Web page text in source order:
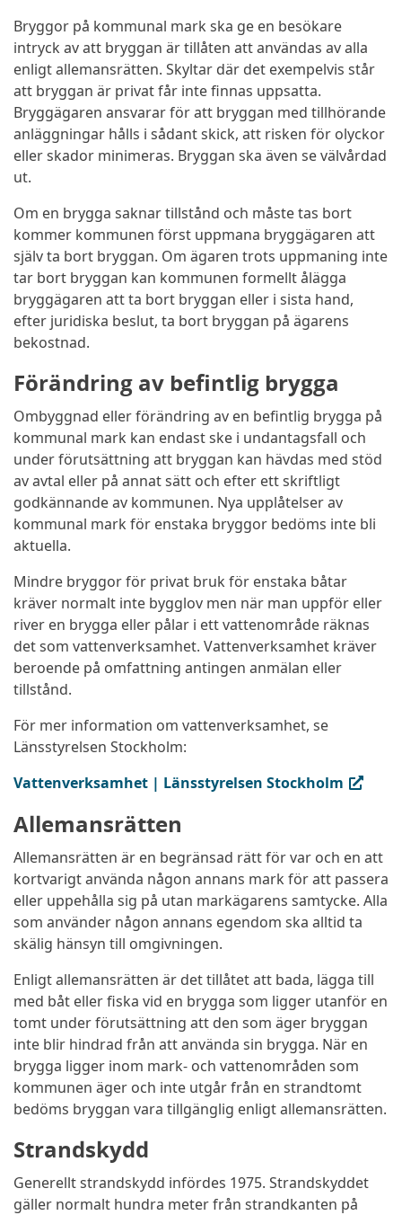
Bryggor på kommunal mark ska ge en besökare
intryck av att bryggan är tillåten att användas av alla
enligt allemansrätten. Skyltar där det exempelvis står
att bryggan är privat får inte finnas uppsatta.
Bryggägaren ansvarar för att bryggan med tillhörande
anläggningar hålls i sådant skick, att risken för olyckor
eller skador minimeras. Bryggan ska även se välvårdad
ut.
Om en brygga saknar tillstånd och måste tas bort
kommer kommunen först uppmana bryggägaren att
själv ta bort bryggan. Om ägaren trots uppmaning inte
tar bort bryggan kan kommunen formellt ålägga
bryggägaren att ta bort bryggan eller i sista hand,
efter juridiska beslut, ta bort bryggan på ägarens
bekostnad.
Förändring av befintlig brygga
Ombyggnad eller förändring av en befintlig brygga på
kommunal mark kan endast ske i undantagsfall och
under förutsättning att bryggan kan hävdas med stöd
av avtal eller på annat sätt och efter ett skriftligt
godkännande av kommunen. Nya upplåtelser av
kommunal mark för enstaka bryggor bedöms inte bli
aktuella.
Mindre bryggor för privat bruk för enstaka båtar
kräver normalt inte bygglov men när man uppför eller
river en brygga eller pålar i ett vattenområde räknas
det som vattenverksamhet. Vattenverksamhet kräver
beroende på omfattning antingen anmälan eller
tillstånd.
För mer information om vattenverksamhet, se
Länsstyrelsen Stockholm:
Vattenverksamhet | Länsstyrelsen Stockholm
(extern länk, öppnas i ny flik)
Allemansrätten
Allemansrätten är en begränsad rätt för var och en att
kortvarigt använda någon annans mark för att passera
eller uppehålla sig på utan markägarens samtycke. Alla
som använder någon annans egendom ska alltid ta
skälig hänsyn till omgivningen.
Enligt allemansrätten är det tillåtet att bada, lägga till
med båt eller fiska vid en brygga som ligger utanför en
tomt under förutsättning att den som äger bryggan
inte blir hindrad från att använda sin brygga. När en
brygga ligger inom mark- och vattenområden som
kommunen äger och inte utgår från en strandtomt
bedöms bryggan vara tillgänglig enligt allemansrätten.
Strandskydd
Generellt strandskydd infördes 1975. Strandskyddet
gäller normalt hundra meter från strandkanten på